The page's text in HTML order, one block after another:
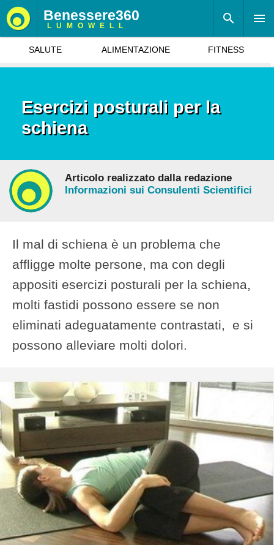
Esercizi posturali per la
schiena
Articolo realizzato dalla redazione
Informazioni sui Consulenti Scientifici
Il mal di schiena è un problema che
affligge molte persone, ma con degli
appositi esercizi posturali per la schiena,
molti fastidi possono essere se non
eliminati adeguatamente contrastati, e si
possono alleviare molti dolori.
Benessere360
LUMOWELL
SALUTE ALIMENTAZIONE FITNESS